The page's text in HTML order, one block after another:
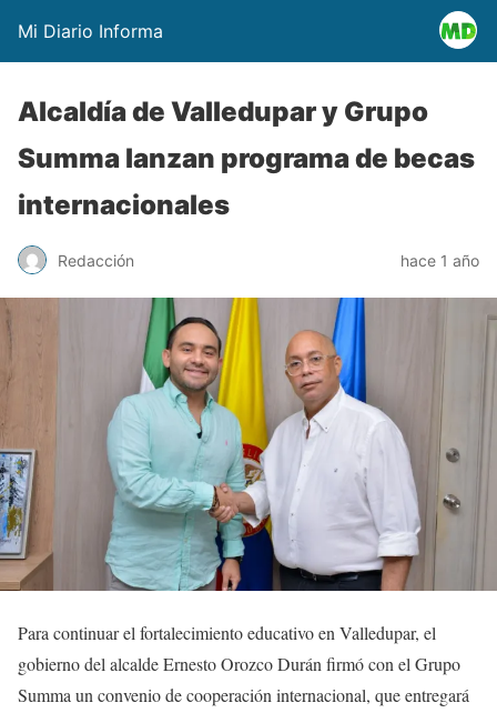
Mi Diario Informa
Alcaldía de Valledupar y Grupo
Summa lanzan programa de becas
internacionales
Redacción hace 1 año
Para continuar el fortalecimiento educativo en Valledupar, el
gobierno del alcalde Ernesto Orozco Durán firmó con el Grupo
Summa un convenio de cooperación internacional, que entregará